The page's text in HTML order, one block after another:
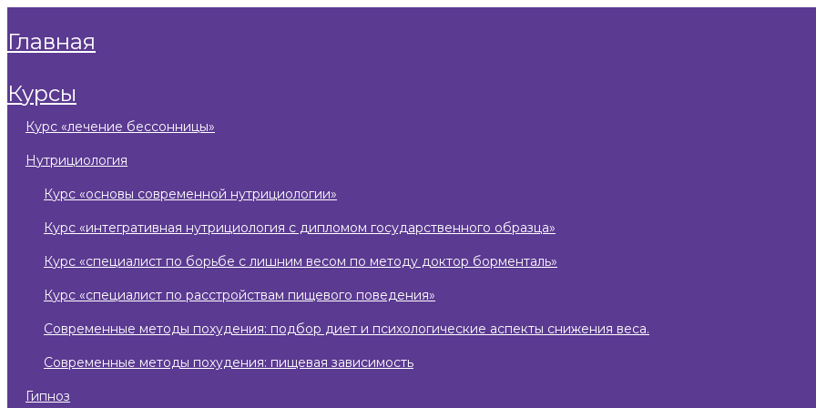
главная
курсы
курс «лечение бессонницы»
нутрициология
курс «основы современной нутрициологии»
курс «интегративная нутрициология с дипломом государственного образца»
курс «специалист по борьбе с лишним весом по методу доктор борменталь»
курс «специалист по расстройствам пищевого поведения»
современные методы похудения: подбор диет и психологические аспекты снижения веса.
современные методы похудения: пищевая зависимость
гипноз